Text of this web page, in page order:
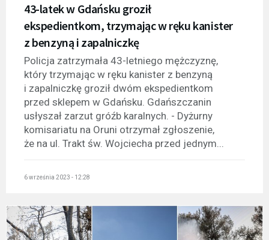
43-latek w Gdańsku groził
ekspedientkom, trzymając w ręku kanister
z benzyną i zapalniczkę
Policja zatrzymała 43-letniego mężczyznę,
który trzymając w ręku kanister z benzyną
i zapalniczkę groził dwóm ekspedientkom
przed sklepem w Gdańsku. Gdańszczanin
usłyszał zarzut gróźb karalnych. - Dyżurny
komisariatu na Oruni otrzymał zgłoszenie,
że na ul. Trakt św. Wojciecha przed jednym...
6 września 2023 - 12:28